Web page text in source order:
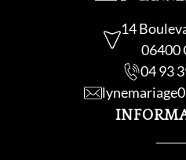
14
06400
04 93